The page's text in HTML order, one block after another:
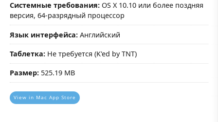
Системные требования: OS X 10.10 или более поздняя
версия, 64-разрядный процессор
Язык интерфейса: Английский
Таблетка: Не требуется (K'ed by TNT)
Размер: 525.19 MB
View in Mac App Store